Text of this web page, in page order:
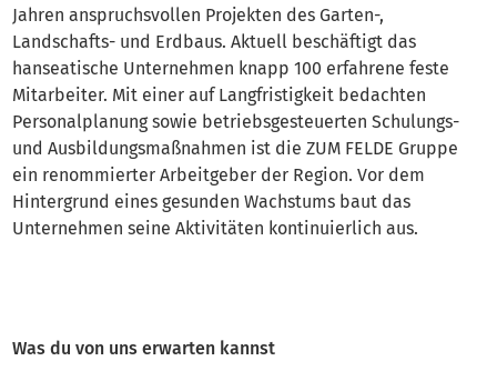
Jahren anspruchsvollen Projekten des Garten-,
Landschafts- und Erdbaus. Aktuell beschäftigt das
hanseatische Unternehmen knapp 100 erfahrene feste
Mitarbeiter. Mit einer auf Langfristigkeit bedachten
Personalplanung sowie betriebsgesteuerten Schulungs-
und Ausbildungsmaßnahmen ist die ZUM FELDE Gruppe
ein renommierter Arbeitgeber der Region. Vor dem
Hintergrund eines gesunden Wachstums baut das
Unternehmen seine Aktivitäten kontinuierlich aus.
Was du von uns erwarten kannst